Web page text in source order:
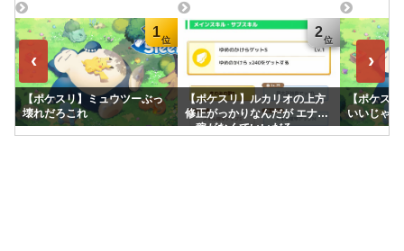
‹
1
【ポケスリ】ミュウツーぶっ
壊れだろこれ
2
【ポケスリ】ルカリオの上方
修正がっかりなんだが エナジ
ー稼がなくていいだろ
【ポケス
いいじゃん
›